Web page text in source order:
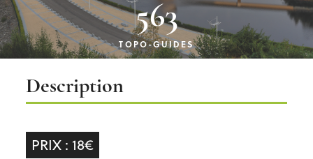
563
TOPO-GUIDES
Description
Description
PRIX : 18€